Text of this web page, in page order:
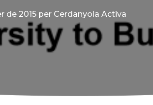
de 2015 per Cerdanyola Activa